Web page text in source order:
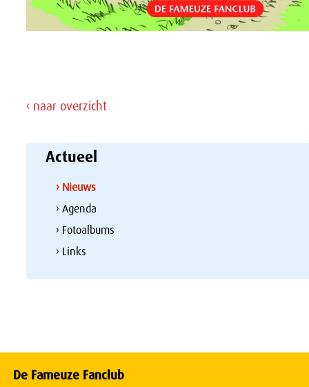
‹ naar overzicht
Actueel
› Nieuws
› Agenda
› Fotoalbums
› Links
De Fameuze Fanclub